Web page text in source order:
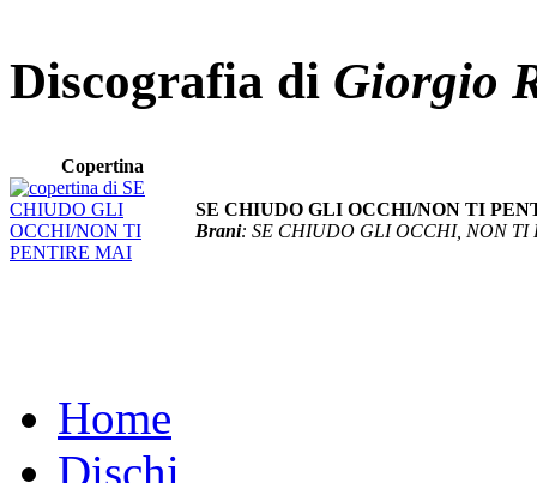
Discografia di Giorgio
Copertina
SE CHIUDO GLI OCCHI/NON TI
Brani: SE CHIUDO GLI OCCHI, NON TI
Home
Dischi